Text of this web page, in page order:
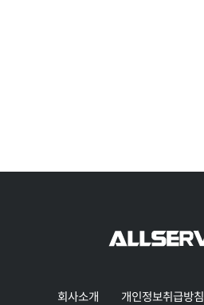
회사소개 개인정보취급방침